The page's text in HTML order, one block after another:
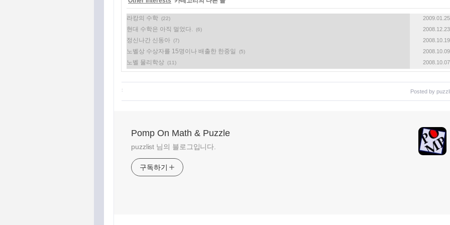
라캉의 수학 (22) 2009.01.25
현대 수학은 아직 멀었다. (6) 2008.12.23
정신나간 신동아 (7) 2008.10.19
노벨상 수상자를 15명이나 배출한 한중일 (5) 2008.10.09
노벨 물리학상 (11) 2008.10.07
: Posted by
Pomp On Math & Puzzle
puzzlist 님의 블로그입니다.
구독하기